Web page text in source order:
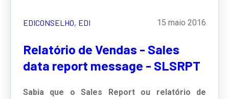
EDICONSELHO, EDI 15 maio 2016
Relatório de Vendas - Sales
data report message - SLSRPT
Sabia que o Sales Report ou relatório de